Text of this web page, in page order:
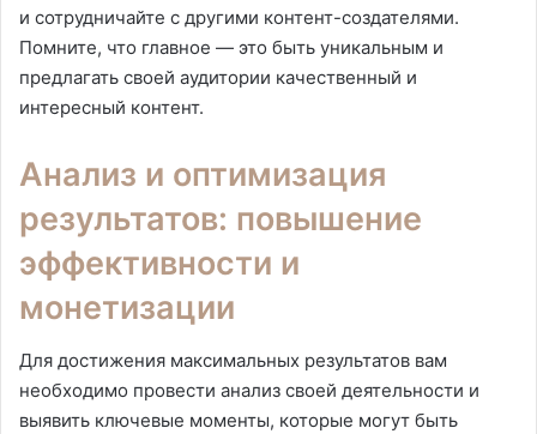
и сотрудничайте с другими контент-создателями.
Помните, что главное — это быть уникальным и
предлагать своей аудитории качественный и
интересный контент.
Анализ и оптимизация
результатов: повышение
эффективности и
монетизации
Для достижения максимальных результатов вам
необходимо провести анализ своей деятельности и
выявить ключевые моменты, которые могут быть